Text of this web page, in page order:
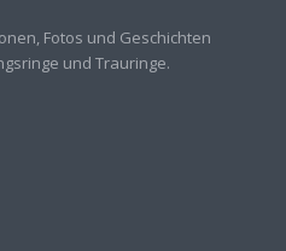
Fotos und Geschichten
und Trauringe.